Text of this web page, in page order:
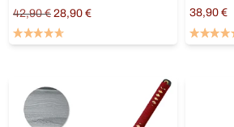
42,90€ Original
price
was:
28,90 €Current
28,90 €.
Ajouter au panier
38,90 €
Ajouter